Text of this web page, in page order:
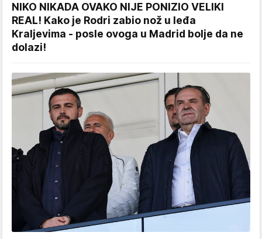
NIKO NIKADA OVAKO NIJE PONIZIO VELIKI
REAL! Kako je Rodri zabio nož u leđa
Kraljevima - posle ovoga u Madrid bolje da ne
dolazi!